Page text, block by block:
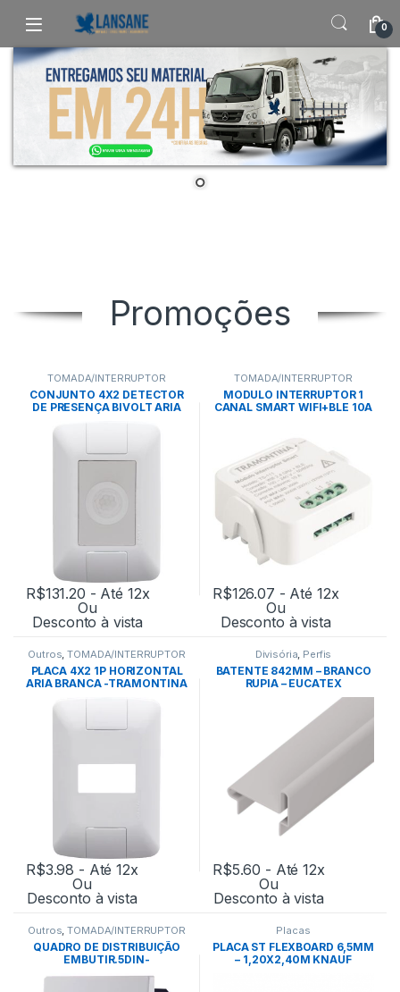
Saltar para navegação
Pular para o conteúdo
0
Promoções
TOMADA/INTERRUPTOR
CONJUNTO 4X2 DETECTOR
DE PRESENÇA BIVOLT ARIA
R$131.20 - Até 12x
Ou
Desconto à vista
TOMADA/INTERRUPTOR
MODULO INTERRUPTOR 1
CANAL SMART WIFI+BLE 10A
R$126.07 - Até 12x
Ou
Desconto à vista
Outros,TOMADA/INTERRUPTOR
PLACA 4X2 1P HORIZONTAL
ARIA BRANCA -TRAMONTINA
R$3.98 - Até 12x
Ou
Desconto à vista
Divisória, Perfis
BATENTE 842MM – BRANCO
RUPIA – EUCATEX
R$5.60 - Até 12x
Ou
Desconto à vista
Outros,TOMADA/INTERRUPTOR
QUADRO DE DISTRIBUIÇÃO
EMBUTIR.5DIN-
Placas
PLACA ST FLEXBOARD 6,5MM
– 1,20X2,40M KNAUF